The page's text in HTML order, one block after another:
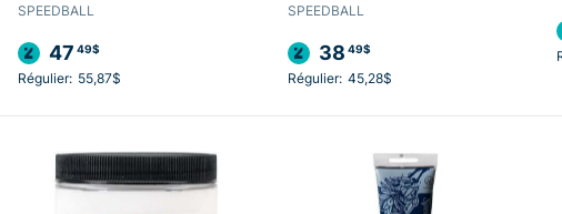
SPEEDBALL
47 49$
Régulier: 55,87$
SPEEDBALL
38 49$
Régulier: 45,28$